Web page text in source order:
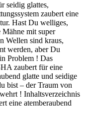
seidig glattes,
zaubert eine
Hast Du welliges,
Mähne mit super
Wellen sind kraus,
werden, aber Du
Problem ! Das
zaubert für eine
glatte und seidige
bist – der Traum von
! Inhaltsverzeichnis
eine atemberaubend